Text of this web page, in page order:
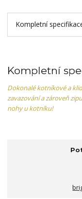
Kompletní
Kompletní
Dokonalé kotníkové a
zavazování a zároveň
nohy u kotníku!